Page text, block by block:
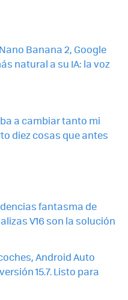
Banana 2, Google
natural a su IA: la voz
a cambiar tanto mi
diez cosas que antes
fantasma de
V16 son la solución
Android Auto
15.7. Listo para